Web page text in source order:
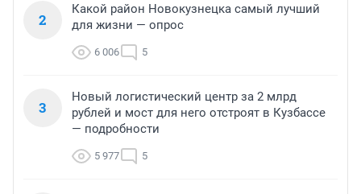
2
Какой район Новокузнецка самый лучший
для жизни — опрос
6 006 5
3
Новый логистический центр за 2 млрд
рублей и мост для него отстроят в Кузбассе
— подробности
5 977 5